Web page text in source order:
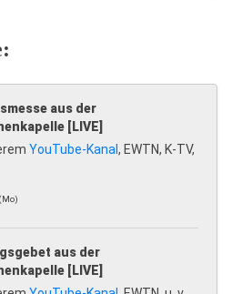
aus der
[LIVE]
YouTube-Kanal, EWTN, K-TV,
aus der
[LIVE]